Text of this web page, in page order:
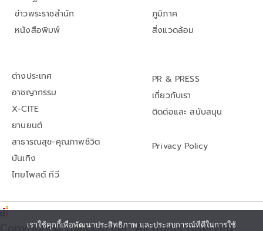
ข่าวพระราชสำนัก
หนังสือพิมพ์
ภูมิภาค
สิ่งแวดล้อม
ต่างประเทศ
อาชญากรรม
X-CITE
ยานยนต์
สาธารณสุข-คุณภาพชีวิต
บันเทิง
ไทยโพสต์ ทีวี
PR & PRESS
เกี่ยวกับเรา
ติดต่อและ สนับสนุน
Privacy Policy
เราใช้คุกกี้เพื่อพัฒนาประสิทธิภาพ และประสบการณ์ที่ดีในการใช้